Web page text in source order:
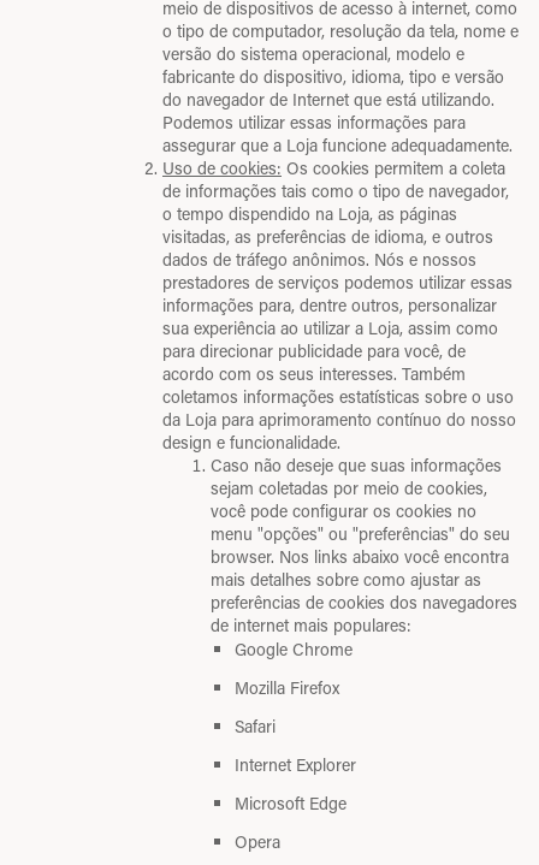
meio de dispositivos de acesso à internet, como
o tipo de computador, resolução da tela, nome e
versão do sistema operacional, modelo e
fabricante do dispositivo, idioma, tipo e versão
do navegador de Internet que está utilizando.
Podemos utilizar essas informações para
assegurar que a Loja funcione adequadamente.
Uso de cookies: Os cookies permitem a coleta
de informações tais como o tipo de navegador,
o tempo dispendido na Loja, as páginas
visitadas, as preferências de idioma, e outros
dados de tráfego anônimos. Nós e nossos
prestadores de serviços podemos utilizar essas
informações para, dentre outros, personalizar
sua experiência ao utilizar a Loja, assim como
para direcionar publicidade para você, de
acordo com os seus interesses. Também
coletamos informações estatísticas sobre o uso
da Loja para aprimoramento contínuo do nosso
design e funcionalidade.
Caso não deseje que suas informações
sejam coletadas por meio de cookies,
você pode configurar os cookies no
menu "opções" ou "preferências" do seu
browser. Nos links abaixo você encontra
mais detalhes sobre como ajustar as
preferências de cookies dos navegadores
de internet mais populares:
Google Chrome
Mozilla Firefox
Safari
Internet Explorer
Microsoft Edge
Opera